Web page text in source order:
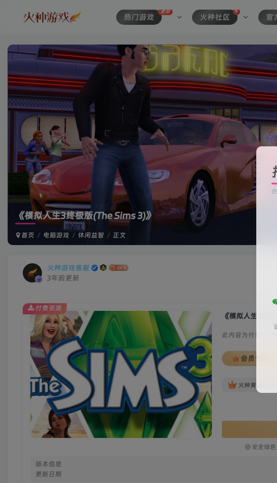
热门游戏
更新
火种社区 官
《模拟人生3终极版(The Sims 3)》
首页 电脑游戏 休闲益智 正文
火种游戏客服
3年前更新
《模拟人生3终
此内容为付费资源
会员专属资
火种黄金会员
安全绿
版本信息
更新日期
付费资源